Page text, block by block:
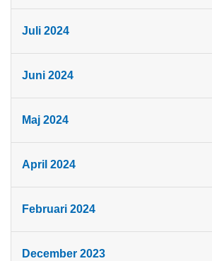
Juli 2024
Juni 2024
Maj 2024
April 2024
Februari 2024
December 2023